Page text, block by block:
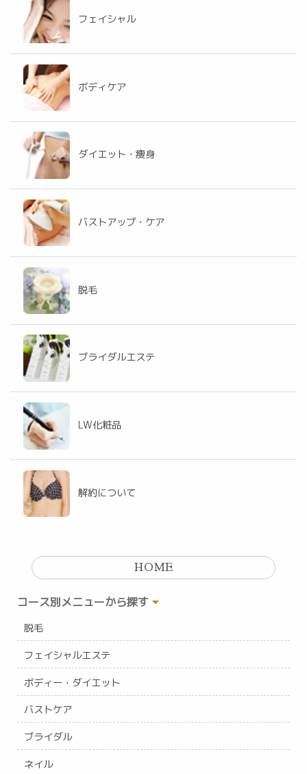
フェイシャル
ボディケア
ダイエット・痩身
バストアップ・ケア
脱毛
ブライダルエステ
LW化粧品
解約について
HOME
コース別メニューから探す
脱毛
フェイシャルエステ
ボディー・ダイエット
バストケア
ブライダル
ネイル